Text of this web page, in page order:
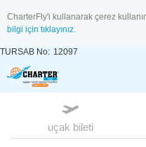
CharterFly'i kullanarak çerez
bilgi için tıklayınız.
TURSAB No: 12097
uçak bileti